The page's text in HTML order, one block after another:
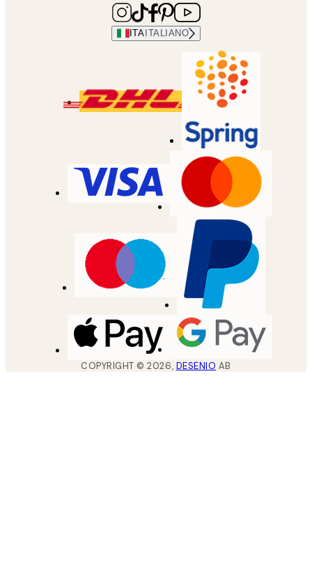
ITA ITALIANO
COPYRIGHT ©2026, DESENIO AB